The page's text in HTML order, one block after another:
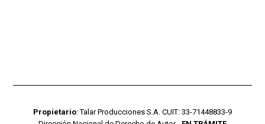
Propietario: Talar Producciones S.A. CUIT: 33-71448833-9